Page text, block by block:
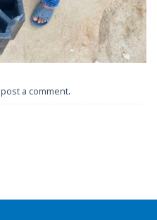
post a comment.